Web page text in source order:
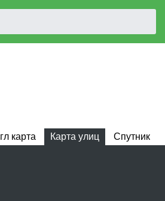
карта Карта улиц Спутник